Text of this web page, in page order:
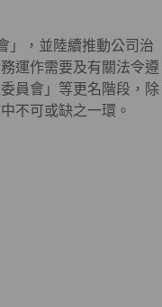
」，並陸續推動公司治
運作需要及有關法令遵
員會」等更名階段，除
不可或缺之一環。